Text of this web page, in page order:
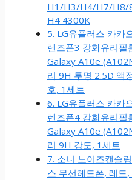
H1/H3/H4/H7/H8/
H4 4300K
5. LG유플러스 카카
렌즈폰3 강화유리필
Galaxy A10e
리 9H 투명 2.5D 액
호, 1세트
6. LG유플러스 카카
렌즈폰4 강화유리필
Galaxy A10e
리 9H 강도, 1세트
7. 소니 노이즈캔슬
스 무선헤드폰, 레드